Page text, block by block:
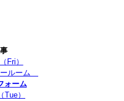
Fri）
ールーム
ォーム
（Tue）